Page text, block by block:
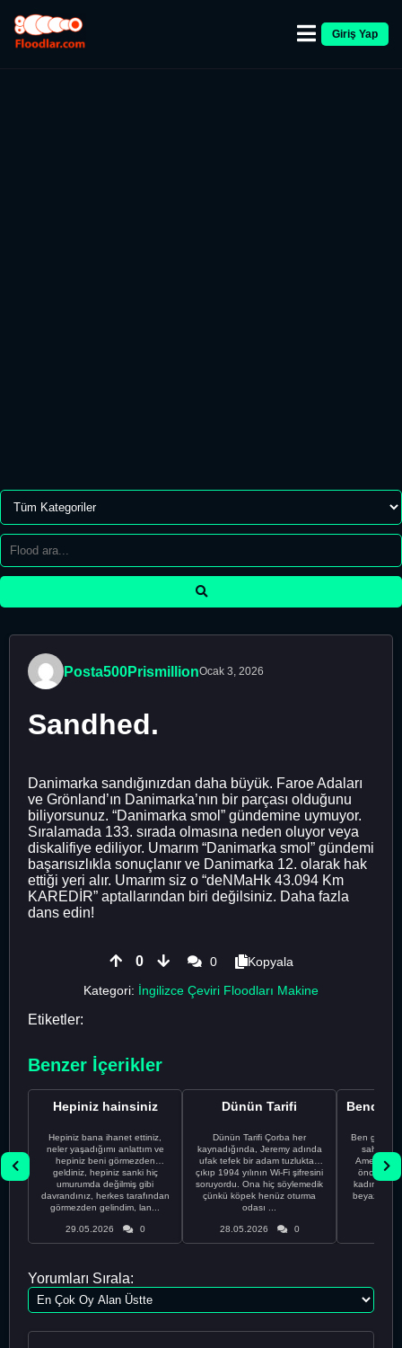
Giriş Yap
Posta500PrismillionOcak 3, 2026
Sandhed.
Danimarka sandığınızdan daha büyük. Faroe Adaları
ve Grönland’ın Danimarka’nın bir parçası olduğunu
biliyorsunuz. “Danimarka smol” gündemine uymuyor.
Sıralamada 133. sırada olmasına neden oluyor veya
diskalifiye ediliyor. Umarım “Danimarka smol” gündemi
başarısızlıkla sonuçlanır ve Danimarka 12. olarak hak
ettiği yeri alır. Umarım siz o “deNMaHk 43.094 Km
KAREDİR” aptallarından biri değilsiniz. Daha fazla
dans edin!
0 0
Kopyala
Kategori: İngilizce Çeviri Floodları Makine
Etiketler:
Benzer İçerikler
Hepiniz hainsiniz
Hepiniz bana ihanet ettiniz,
neler yaşadığımı anlattım ve
hepiniz beni görmezden
geldiniz, hepiniz sanki hiç
umurumda değilmiş gibi
davrandınız, herkes tarafından
görmezden gelindim, lan...
29.05.2026 0
Dünün Tarifi
Dünün Tarifi Çorba her
kaynadığında, Jeremy adında
ufak tefek bir adam tuzluktan
çıkıp 1994 yılının Wi-Fi şifresini
soruyordu. Ona hiç söylemedik
çünkü köpek henüz oturma
odası ...
28.05.2026 0
Ben gururlu
sahip
önce
kadınla
beyaz
Yorumları Sırala: